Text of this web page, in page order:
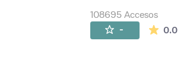
108695 Accesos
- 0.0La